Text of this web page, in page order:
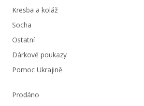
Kresba a koláž
Socha
Ostatní
Dárkové poukazy
Pomoc Ukrajině
Prodáno